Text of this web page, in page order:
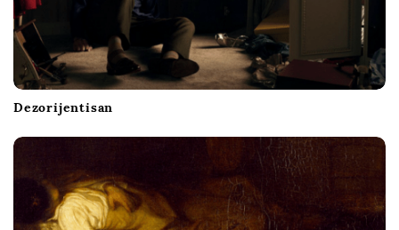
Dezorijentisan